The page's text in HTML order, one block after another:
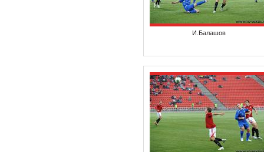
И.Балашов